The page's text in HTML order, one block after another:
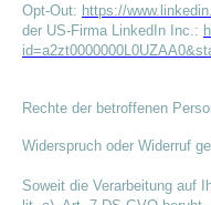
Opt-Out: https://
der US-Firma LinkedIn Inc.:
Rechte der betroffenen
Widerspruch oder Widerruf
Soweit die Verarbeitung auf